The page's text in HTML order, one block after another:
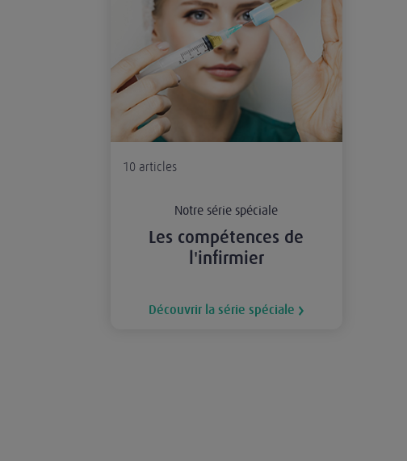
10 articles
Notre série spéciale
Les compétences de
l'infirmier
Découvrir la série spéciale